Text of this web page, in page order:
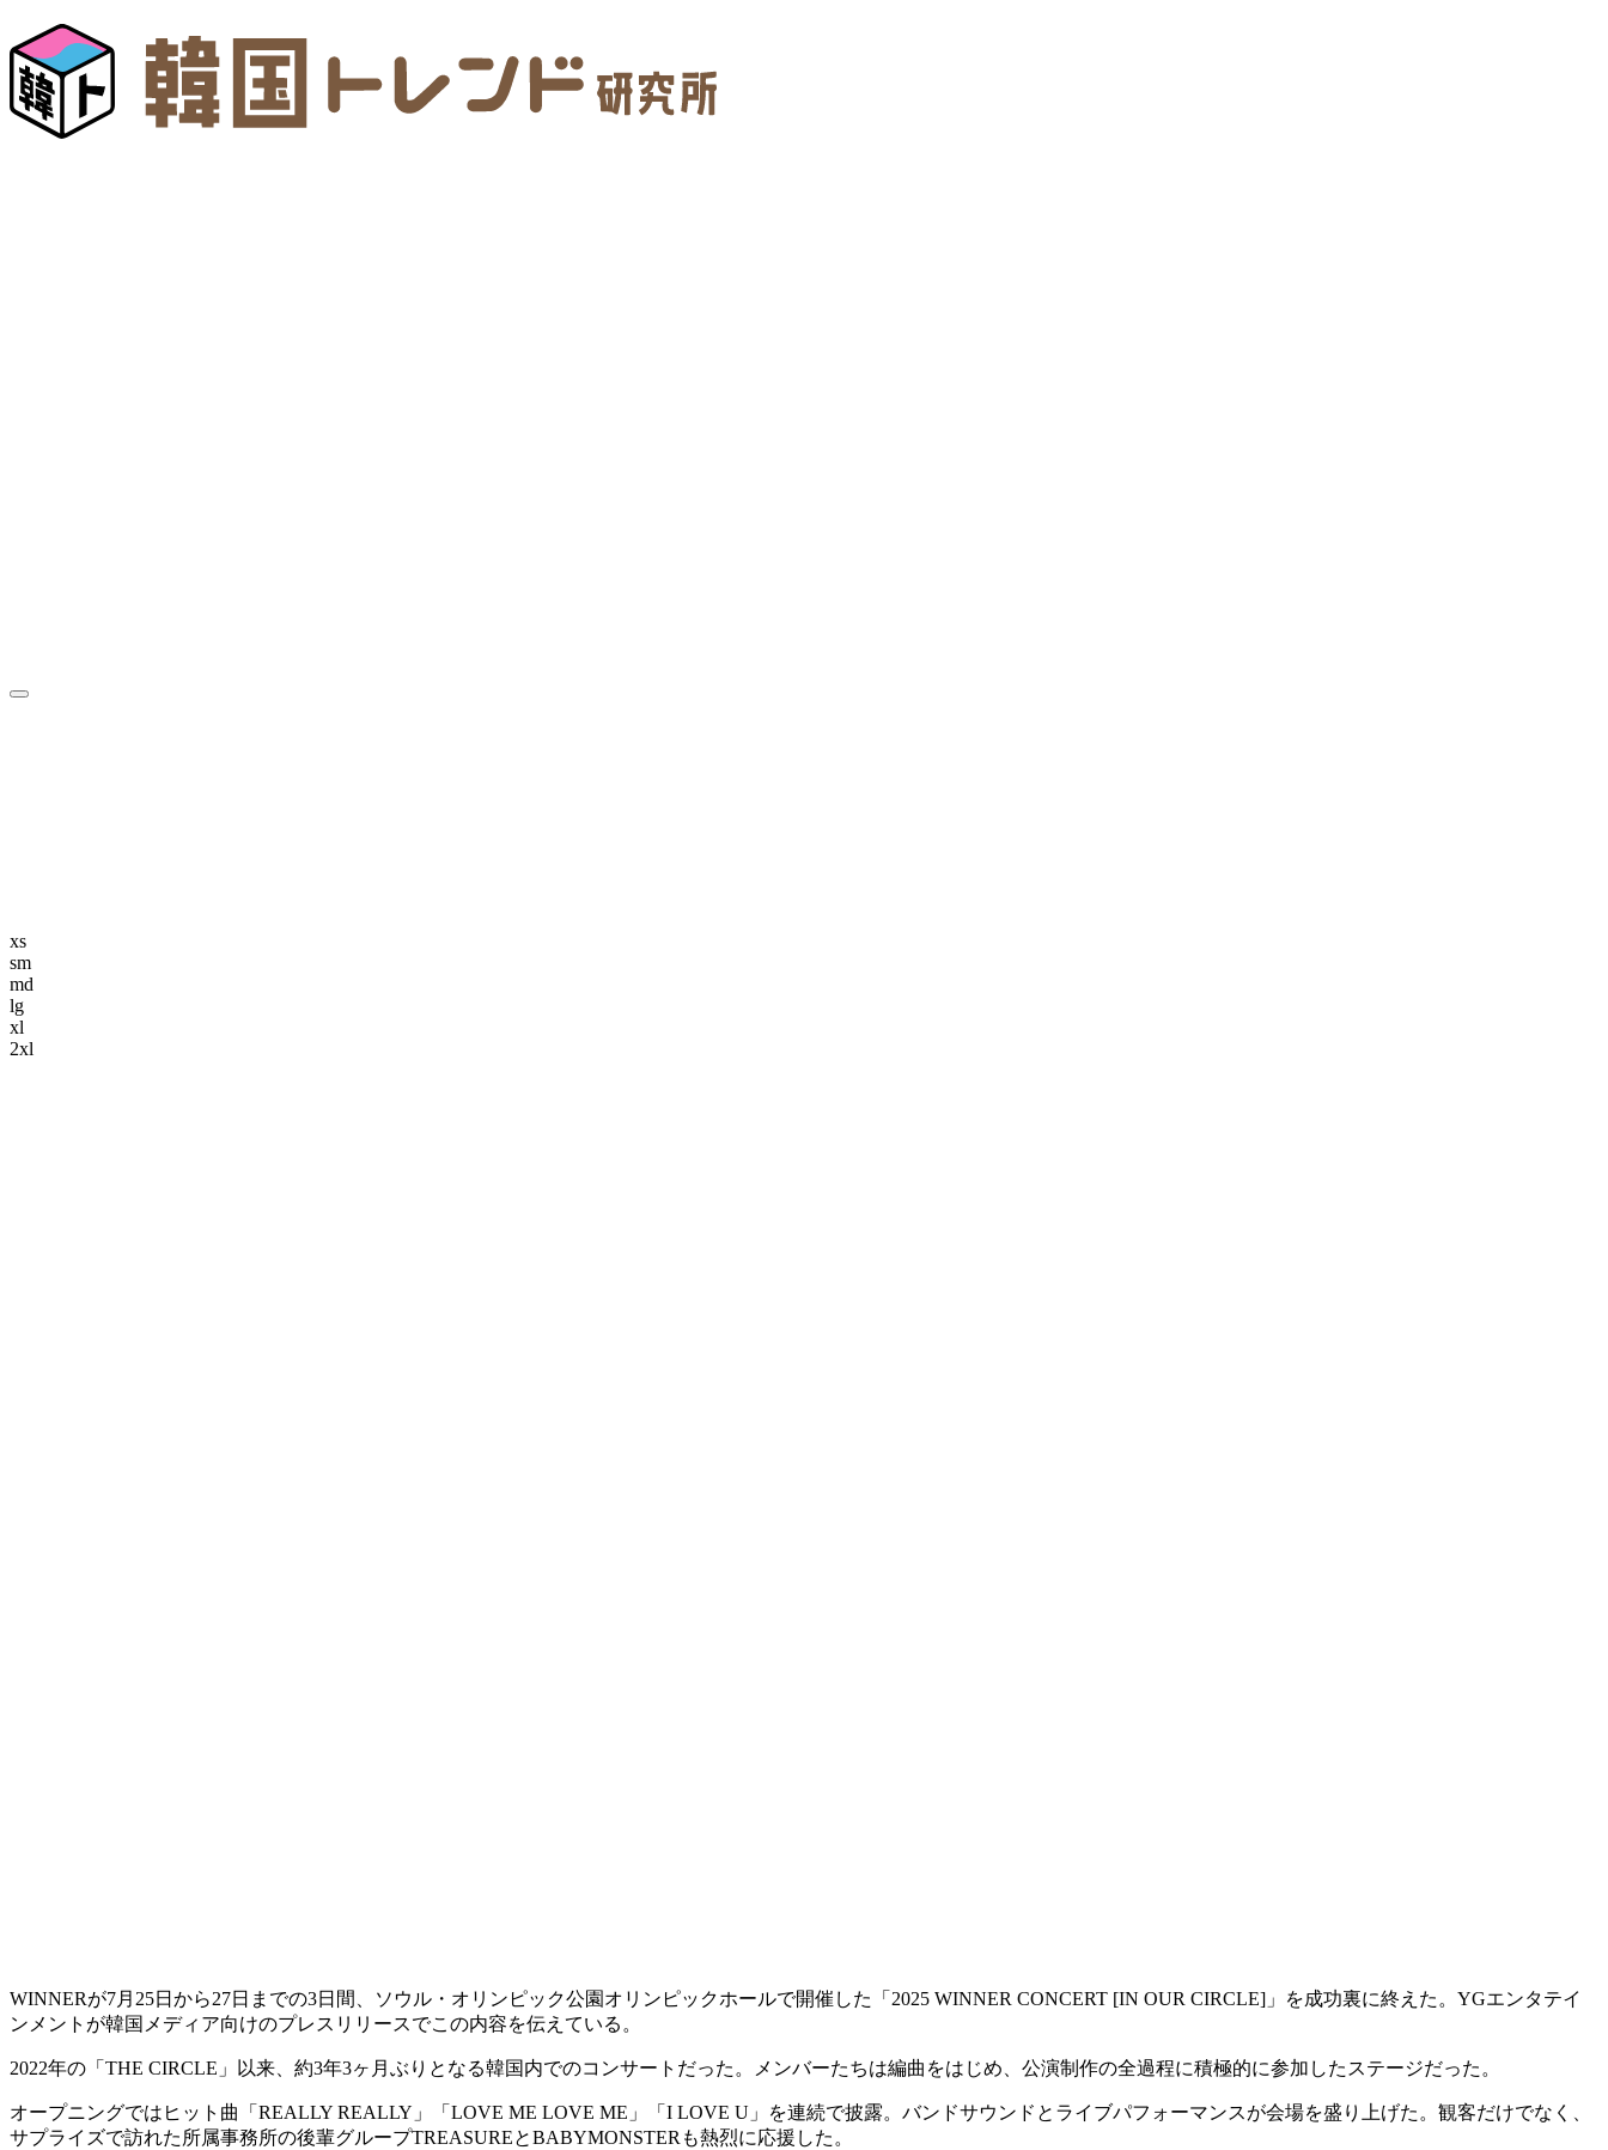
xs
sm
md
lg
xl
2xl
WINNERが7月25日から27日までの3日間、ソウル・オリンピック公園オリンピックホールで開催した「2025 WINNER CONCERT [IN OUR CIRCLE]」を成功裏に終えた。YGエンタテイ
ンメントが韓国メディア向けのプレスリリースでこの内容を伝えている。
2022年の「THE CIRCLE」以来、約3年3ヶ月ぶりとなる韓国内でのコンサートだった。メンバーたちは編曲をはじめ、公演制作の全過程に積極的に参加したステージだった。
オープニングではヒット曲「REALLY REALLY」「LOVE ME LOVE ME」「I LOVE U」を連続で披露。バンドサウンドとライブパフォーマンスが会場を盛り上げた。観客だけでなく、
サプライズで訪れた所属事務所の後輩グループTREASUREとBABYMONSTERも熱烈に応援した。